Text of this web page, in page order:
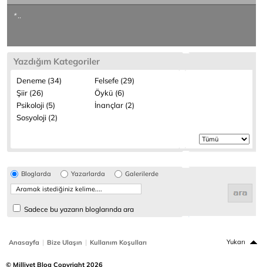
* ..
Yazdığım Kategoriler
Deneme (34)
Felsefe (29)
Şiir (26)
Öykü (6)
Psikoloji (5)
İnançlar (2)
Sosyoloji (2)
Bloglarda Yazarlarda Galerilerde
Sadece bu yazarın bloglarında ara
Anasayfa | Bize Ulaşın | Kullanım Koşulları Yukarı
© Milliyet Blog Copyright 2026